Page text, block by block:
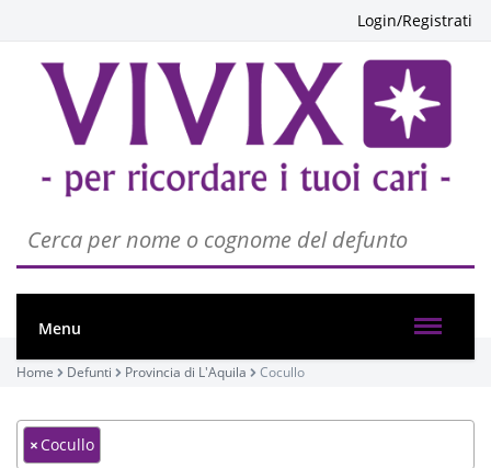
Login/Registrati
Menu
Home Defunti Provincia di L'Aquila Cocullo
×Cocullo